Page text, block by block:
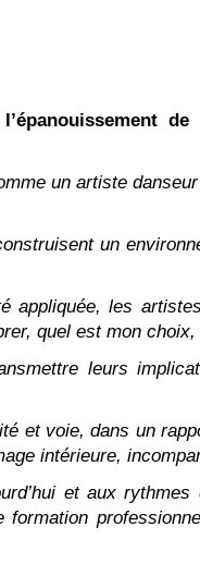
l’épanouissement
un artiste
un
appliquée, les
quel est mon
leurs
et voie, dans un
intérieure,
et aux